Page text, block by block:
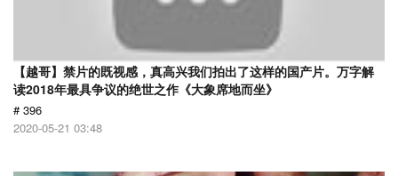
【越哥】禁片的既视感，真高兴我们拍出了这样的国产片。万字解
读2018年最具争议的绝世之作《大象席地而坐》
# 396
2020-05-21 03:48